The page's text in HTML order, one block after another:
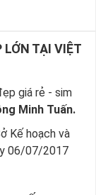
LỚN TẠI VIỆT
giá rẻ - sim
Minh Tuấn.
Kế hoạch và
06/07/2017